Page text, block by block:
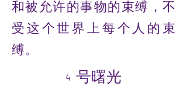
和被允许的事物的束缚，不
受这个世界上每个人的束
缚。
4 号曙光